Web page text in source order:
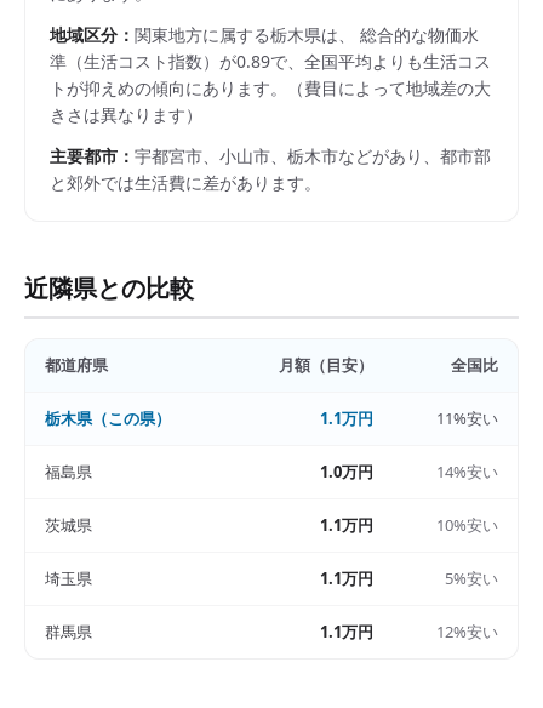
地域区分： 関東地方に属する栃木県は、 総合的な物価水
準（生活コスト指数）が0.89で、 全国平均よりも生活コス
トが抑えめの傾向にあります。
（費目によって地域差の大
きさは異なります）
主要都市： 宇都宮市、小山市、栃木市などがあり、都市部
と郊外では生活費に差があります。
近隣県との比較
都道府県 月額（目安） 全国比
栃木県（この県） 1.1万円 11%安い
福島県 1.0万円 14%安い
茨城県 1.1万円 10%安い
埼玉県 1.1万円 5%安い
群馬県 1.1万円 12%安い